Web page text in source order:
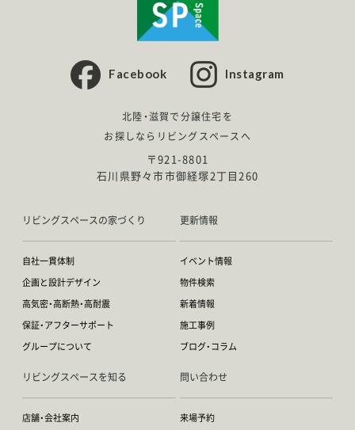
Facebook Instagram
北陸・滋賀で分譲住宅を
お探しならリビングスペースへ
〒921-8801
石川県野々市市御経塚2丁目260
リビングスペースの家づくり
自社一貫体制
企画と設計デザイン
高気密・高断熱・高耐震
保証・アフターサポート
グループについて
更新情報
イベント情報
物件検索
新着情報
施工事例
ブログ・コラム
リビングスペースを知る
店舗・会社案内
問い合わせ
来場予約